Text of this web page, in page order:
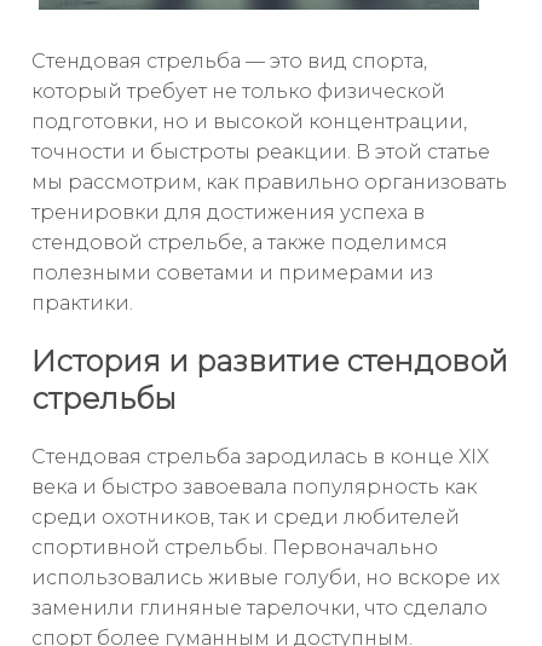
Стендовая стрельба — это вид спорта,
который требует не только физической
подготовки, но и высокой концентрации,
точности и быстроты реакции. В этой статье
мы рассмотрим, как правильно организовать
тренировки для достижения успеха в
стендовой стрельбе, а также поделимся
полезными советами и примерами из
практики.
История и развитие стендовой
стрельбы
Стендовая стрельба зародилась в конце XIX
века и быстро завоевала популярность как
среди охотников, так и среди любителей
спортивной стрельбы. Первоначально
использовались живые голуби, но вскоре их
заменили глиняные тарелочки, что сделало
спорт более гуманным и доступным.